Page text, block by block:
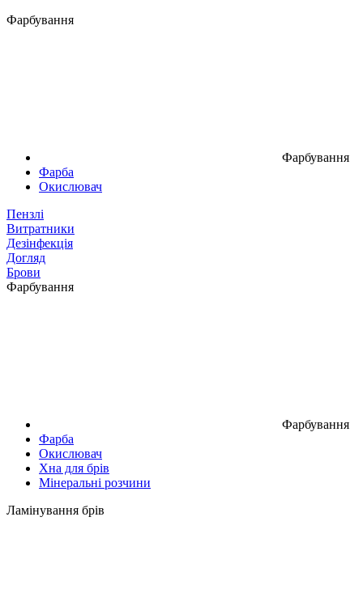
Фарбування
Фарбування
Фарба
Окислювач
Пензлі
Витратники
Дезінфекція
Догляд
Брови
Фарбування
Фарбування
Фарба
Окислювач
Хна для брів
Мінеральні розчини
Ламінування брів